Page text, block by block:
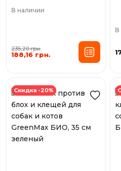
В наличии
235,20 грн.
188,16 грн.
В
Скидка -20%